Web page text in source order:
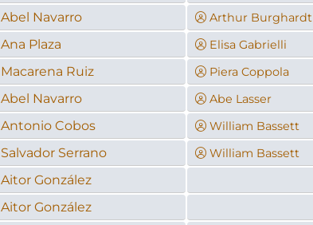
Abel Navarro Arthur Burghardt
Ana Plaza Elisa Gabrielli
Macarena Ruiz Piera Coppola
Abel Navarro Abe Lasser
Antonio Cobos William Bassett
Salvador Serrano William Bassett
Aitor González
Aitor González